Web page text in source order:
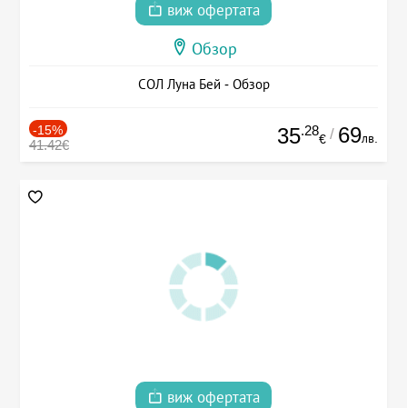
виж офертата
Обзор
СОЛ Луна Бей - Обзор
-15%
41.42€ 35.28
€ / 69лв.
виж офертата